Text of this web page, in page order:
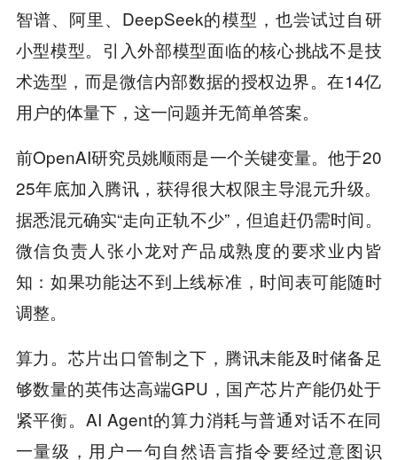
智谱、阿里、DeepSeek的模型，也尝试过自研
小型模型。引入外部模型面临的核心挑战不是技
术选型，而是微信内部数据的授权边界。在14亿
用户的体量下，这一问题并无简单答案。
前OpenAI研究员姚顺雨是一个关键变量。他于20
25年底加入腾讯，获得很大权限主导混元升级。
据悉混元确实“走向正轨不少”，但追赶仍需时间。
微信负责人张小龙对产品成熟度的要求业内皆
知：如果功能达不到上线标准，时间表可能随时
调整。
算力。芯片出口管制之下，腾讯未能及时储备足
够数量的英伟达高端GPU，国产芯片产能仍处于
紧平衡。AI Agent的算力消耗与普通对话不在同
一量级，用户一句自然语言指令要经过意图识